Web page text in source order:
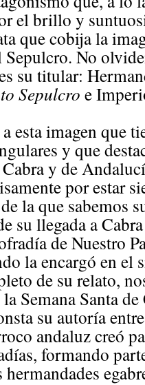
el brillo y
que cobija la
No
su titular:
Sepulcro e
esta imagen que
y que
y de
por estar
la que sabemos
su llegada a
de Nuestro
la encargó en
de su relato,
Semana Santa
su autoría
andaluz creó
formando